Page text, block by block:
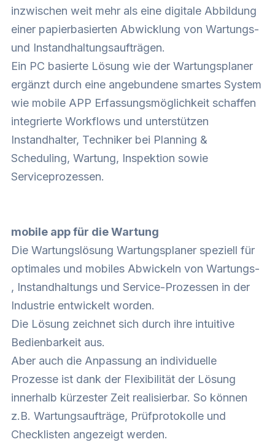
inzwischen weit mehr als eine digitale Abbildung
einer papierbasierten Abwicklung von Wartungs-
und Instandhaltungsaufträgen.
Ein PC basierte Lösung wie der Wartungsplaner
ergänzt durch eine angebundene smartes System
wie mobile APP Erfassungsmöglichkeit schaffen
integrierte Workflows und unterstützen
Instandhalter, Techniker bei Planning &
Scheduling, Wartung, Inspektion sowie
Serviceprozessen.
mobile app für die Wartung
Die Wartungslösung Wartungsplaner speziell für
optimales und mobiles Abwickeln von Wartungs-
, Instandhaltungs und Service-Prozessen in der
Industrie entwickelt worden.
Die Lösung zeichnet sich durch ihre intuitive
Bedienbarkeit aus.
Aber auch die Anpassung an individuelle
Prozesse ist dank der Flexibilität der Lösung
innerhalb kürzester Zeit realisierbar. So können
z.B. Wartungsaufträge, Prüfprotokolle und
Checklisten angezeigt werden.